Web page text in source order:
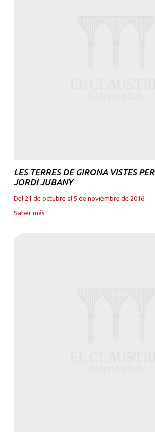
LES TERRES DE GIRONA VISTES PER
JORDI JUBANY
Del 21 de octubre al 5 de noviembre de 2016
Saber más